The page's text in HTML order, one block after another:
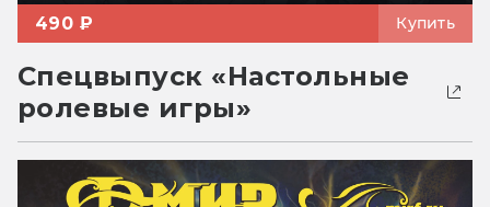
490 ₽ Купить
Спецвыпуск «Настольные
ролевые игры»